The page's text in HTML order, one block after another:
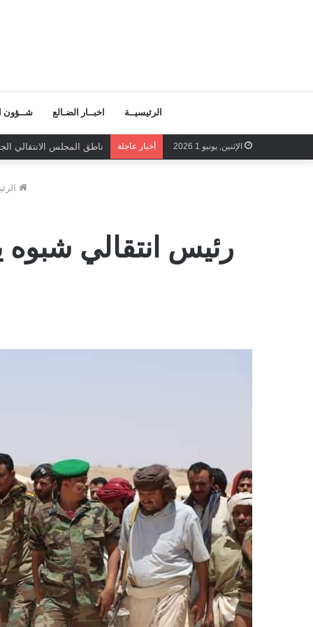
الرئيسيــة اخبــار الضـالع شــؤون
الإثنين, يونيو 1 2026 أخبار عاجلة بتكليف من الرئيس
رئيس انتقالي